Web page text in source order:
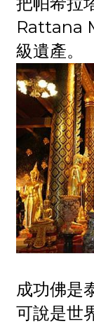
Rattana
級遺產。
成功佛是
可說是世